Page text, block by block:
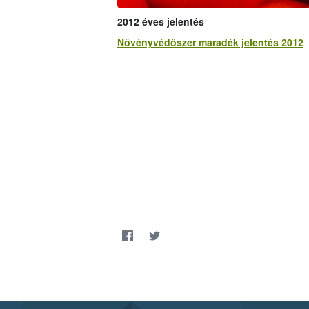
2012 éves jelentés
Növényvédőszer maradék jelentés 2012